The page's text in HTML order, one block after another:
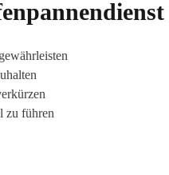
zu führen